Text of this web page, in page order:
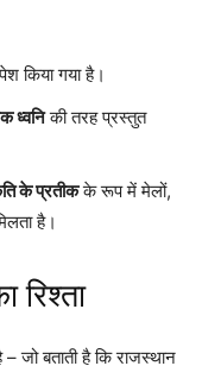
किया गया है।
ध्वनिकी तरह प्रस्तुत
के प्रतीकके रूप में मेलों,
है।
रिश्ता
जो बताती है कि राजस्थान